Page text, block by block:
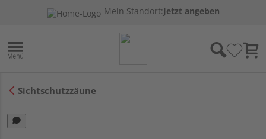
Mein Standort:Jetzt angeben
Sichtschutzzäune